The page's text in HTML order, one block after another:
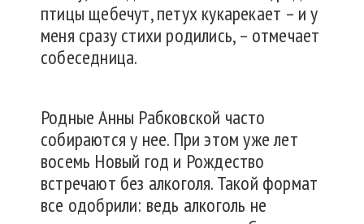
птицы щебечут, петух кукарекает – и у
меня сразу стихи родились, – отмечает
собеседница.
Родные Анны Рабковской часто
собираются у нее. При этом уже лет
восемь Новый год и Рождество
встречают без алкоголя. Такой формат
все одобрили: ведь алкоголь не